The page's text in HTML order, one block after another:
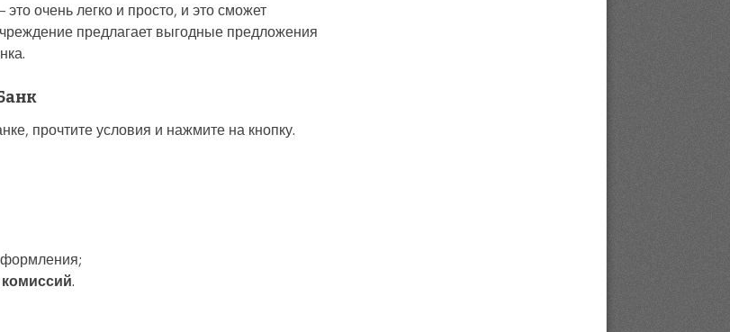
очень легко и просто, и это сможет
предлагает выгодные предложения
прочтите условия и нажмите на кнопку.
комиссий.